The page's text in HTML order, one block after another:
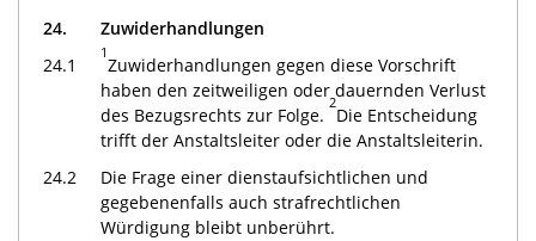
24.
Zuwiderhandlungen
24.1
1
Zuwiderhandlungen gegen diese Vorschrift
haben den zeitweiligen oder dauernden Verlust
des Bezugsrechts zur Folge.
2
Die Entscheidung
trifft der Anstaltsleiter oder die Anstaltsleiterin.
24.2
Die Frage einer dienstaufsichtlichen und
gegebenenfalls auch strafrechtlichen
Würdigung bleibt unberührt.